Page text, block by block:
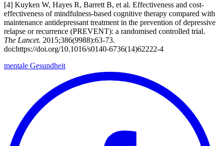
[4] Kuyken W, Hayes R, Barrett B, et al. Effectiveness and cost-
effectiveness of mindfulness-based cognitive therapy compared with
maintenance antidepressant treatment in the prevention of depressive
relapse or recurrence (PREVENT): a randomised controlled trial.
The Lancet. 2015;386(9988):63-73.
doi:https://doi.org/10.1016/s0140-6736(14)62222-4
mentale Gesundheit